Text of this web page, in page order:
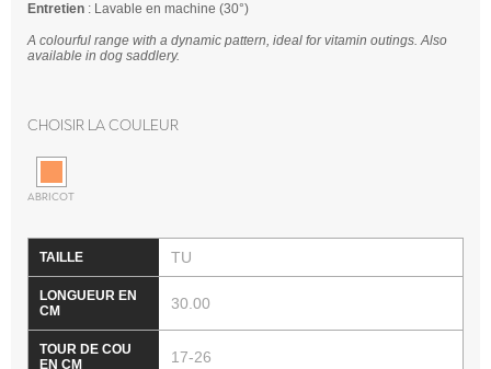
Entretien : Lavable en machine (30°)
A colourful range with a dynamic pattern, ideal for vitamin outings. Also
available in dog saddlery.
Choisir la couleur
ABRICOT
TU
30.00
17-26